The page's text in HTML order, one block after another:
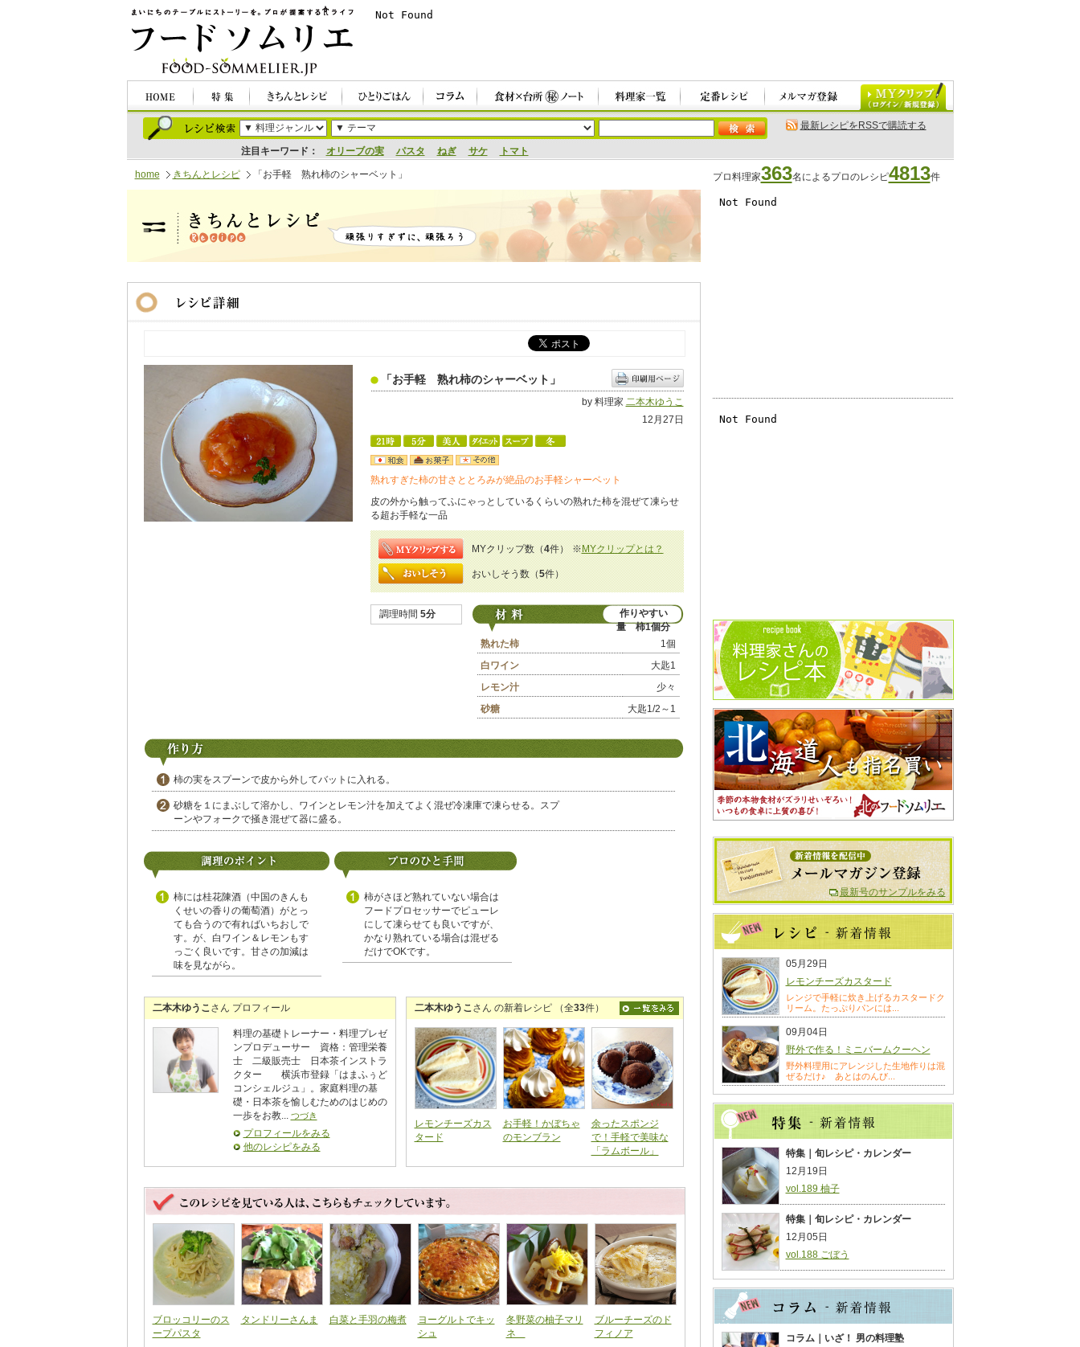
注目キーワード： オリーブの実 パスタ ねぎ サケ トマト
最新レシピをRSSで購読する
home きちんとレシピ 「お手軽 熟れ柿のシャーベット」 プロ料理家363名によるプロのレシピ4813件
「お手軽 熟れ柿のシャーベット」
by 料理家 二本木ゆうこ
12月27日
熟れすぎた柿の甘さととろみが絶品のお手軽シャーベット
皮の外から触ってふにゃっとしているくらいの熟れた柿を混ぜて凍らせ
る超お手軽な一品
MYクリップ数（4件） ※MYクリップとは？
おいしそう数（5件）
調理時間 5分
作りやすい
量 柿1個分
熟れた柿
1個
白ワイン
大匙1
レモン汁
少々
砂糖
大匙1/2～1
柿の実をスプーンで皮から外してバットに入れる。
砂糖を１にまぶして溶かし、ワインとレモン汁を加えてよく混ぜ冷凍庫で凍らせる。スプ
ーンやフォークで掻き混ぜて器に盛る。
柿には桂花陳酒（中国のきんも
くせいの香りの葡萄酒）がとっ
ても合うので有ればいちおしで
す。が、白ワイン＆レモンもす
っごく良いです。甘さの加減は
味を見ながら。
柿がさほど熟れていない場合は
フードプロセッサーでピューレ
にして凍らせても良いですが、
かなり熟れている場合は混ぜる
だけでOKです。
二本木ゆうこさん プロフィール
料理の基礎トレーナー・料理プレゼ
ンプロデューサー 資格：管理栄養
士 二級販売士 日本茶インストラ
クター 横浜市登録「はまふぅど
コンシェルジュ」。家庭料理の基
礎・日本茶を愉しむためのはじめの
一歩をお教... つづき
プロフィールをみる
他のレシピをみる
二本木ゆうこさん の新着レシピ （全33件）
レモンチーズカス
タード
お手軽！かぼちゃ
のモンブラン
余ったスポンジ
で！手軽で美味な
「ラムボール」
ブロッコリーのス
ープパスタ
タンドリーさんま 白菜と手羽の梅煮
ヨーグルトでキッ
シュ
冬野菜の柚子マリ
ネ
ブルーチーズのド
フィノア
最新号のサンプルをみる
05月29日
レモンチーズカスタード
レンジで手軽に炊き上げるカスタードク
リーム。たっぷりパンには...
09月04日
野外で作る！ミニバームクーヘン
野外料理用にアレンジした生地作りは混
ぜるだけ♪ あとはのんび...
特集｜旬レシピ・カレンダー
12月19日
vol.189 柚子
特集｜旬レシピ・カレンダー
12月05日
vol.188 ごぼう
コラム｜いざ！ 男の料理塾